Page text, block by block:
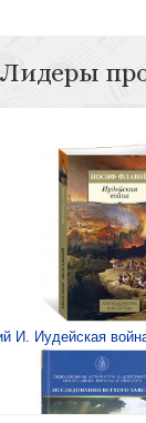
нас молиться.
преданию святых
Монах или
духовной
Лидеры
И. Иудейская